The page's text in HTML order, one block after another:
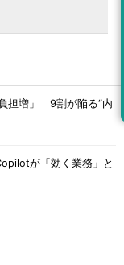
担増」 9割が陥る“内
が「効く業務」と